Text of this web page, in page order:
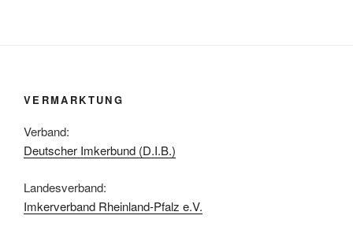
VERMARKTUNG
Verband:
Deutscher Imkerbund (D.I.B.)
Landesverband:
Imkerverband Rheinland-Pfalz e.V.